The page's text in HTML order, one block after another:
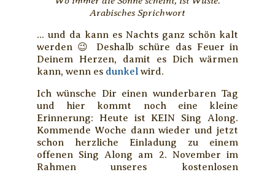
Arabisches Sprichwort
... und da kann es Nachts ganz schön kalt
werden 😉 Deshalb schüre das Feuer in
Deinem Herzen, damit es Dich wärmen
kann, wenn es dunkel wird.
Ich wünsche Dir einen wunderbaren Tag
und hier kommt noch eine kleine
Erinnerung: Heute ist KEIN Sing Along.
Kommende Woche dann wieder und jetzt
schon herzliche Einladung zu einem
offenen Sing Along am 2. November im
Rahmen unseres kostenlosen